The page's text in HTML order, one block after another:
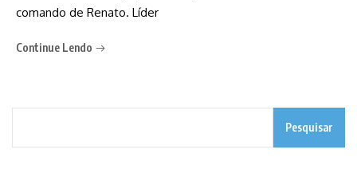
comando de Renato. Líder
Continue Lendo
Pesquisar